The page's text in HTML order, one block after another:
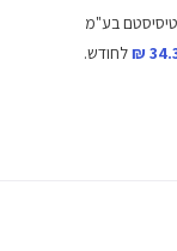
בע"מ
לחודש.